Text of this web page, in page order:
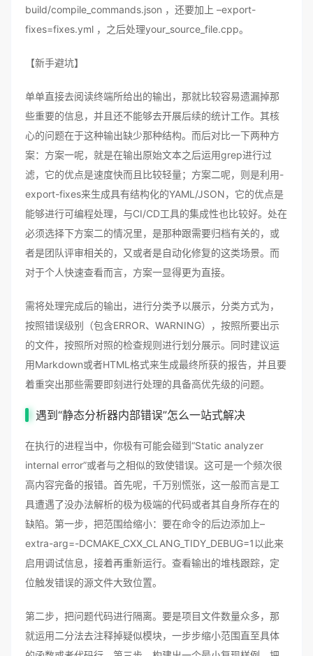
build/compile_commands.json ，还要加上 –export-
fixes=fixes.yml ，之后处理your_source_file.cpp。
【新手避坑】
单单直接去阅读终端所给出的输出，那就比较容易遗漏掉那
些重要的信息，并且还不能够去开展后续的统计工作。其核
心的问题在于这种输出缺少那种结构。而后对比一下两种方
案：方案一呢，就是在输出原始文本之后运用grep进行过
滤，它的优点是速度快而且比较轻量；方案二呢，则是利用-
export-fixes来生成具有结构化的YAML/JSON，它的优点是
能够进行可编程处理，与CI/CD工具的集成性也比较好。处在
必须选择下方案二的情况里，是那种跟需要归档有关的，或
者是团队评审相关的，又或者是自动化修复的这类场景。而
对于个人快速查看而言，方案一显得更为直接。
需将处理完成后的输出，进行分类予以展示，分类方式为，
按照错误级别（包含ERROR、WARNING），按照所要出示
的文件，按照所对照的检查规则进行划分展示。同时建议运
用Markdown或者HTML格式来生成最终所获的报告，并且要
着重突出那些需要即刻进行处理的具备高优先级的问题。
遇到“静态分析器内部错误”怎么一站式解决
在执行的进程当中，你极有可能会碰到“Static analyzer
internal error”或者与之相似的致使错误。这可是一个频次很
高内容完备的报错。首先呢，千万别慌张，这一般而言是工
具遭遇了没办法解析的极为极端的代码或者其自身所存在的
缺陷。第一步，把范围给缩小：要在命令的后边添加上–
extra-arg=-DCMAKE_CXX_CLANG_TIDY_DEBUG=1以此来
启用调试信息，接着再重新运行。查看输出的堆栈跟踪，定
位触发错误的源文件大致位置。
第二步，把问题代码进行隔离。要是项目文件数量众多，那
就运用二分法去注释掉疑似模块，一步步缩小范围直至具体